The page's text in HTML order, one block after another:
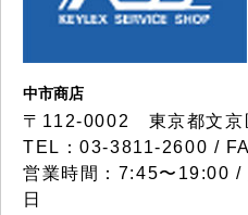
中市商店
〒112-0002 東京都文京
TEL：03-3811-2600 /
営業時間：7:45〜19:00 /
日